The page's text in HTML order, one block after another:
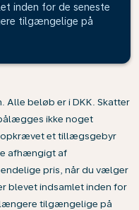
inden for de seneste
tilgængelige på
Alle beløb er i DKK. Skatter
ikke noget
opkrævet et tillægsgebyr
afhængigt af
pris, når du vælger
blevet indsamlet inden for
længere tilgængelige på